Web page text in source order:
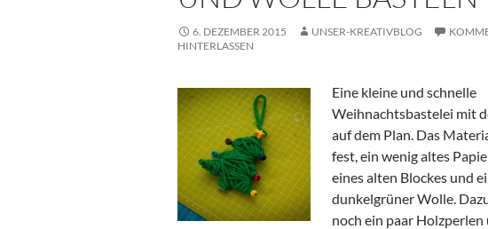
6. DEZEMBER 2015 UNSER-KREATIVBLOG
HINTERLASSEN
Eine kleine und schnelle
Weihnachtsbastelei mit
auf dem Plan. Das
fest, ein wenig altes
eines alten Blockes und
dunkelgrüner Wolle.
noch ein paar Holzperlen